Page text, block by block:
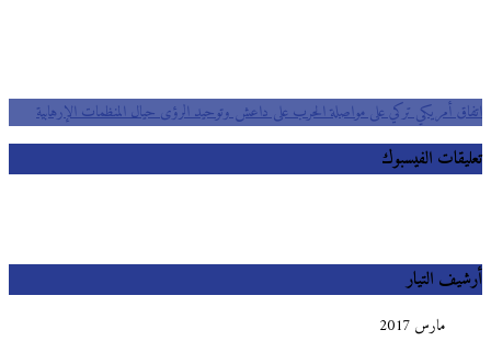
اتفاق أمريكي تركي على مواصلة الحرب على داعش وتوحيد الرؤى حيال المنظمات الإرهابية
تعليقات الفيسبوك
أرشيف التيار
مارس 2017